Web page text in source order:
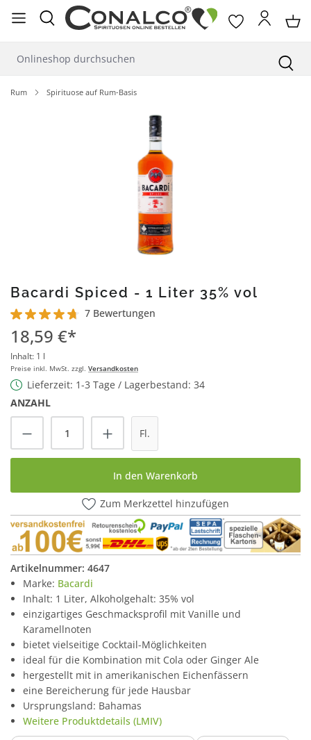
springen
Rum Spirituose auf Rum-Basis
Bacardi Spiced - 1 Liter 35% vol
Durchschnittliche Bewertung von 4.7 von 5 Sternen
7 Bewertungen
18,59 €*
Inhalt: 1 l
Preise inkl. MwSt. zzgl. Versandkosten
Lieferzeit: 1-3 Tage / Lagerbestand: 34
ANZAHL
Produkt Anzahl: Gib den gewünschten
Fl.
In den Warenkorb
Zum Merkzettel hinzufügen
Artikelnummer: 4647
Marke: Bacardi
Inhalt: 1 Liter, Alkoholgehalt: 35% vol
einzigartiges Geschmacksprofil mit Vanille und
Karamellnoten
bietet vielseitige Cocktail-Möglichkeiten
ideal für die Kombination mit Cola oder Ginger Ale
hergestellt mit in amerikanischen Eichenfässern
eine Bereicherung für jede Hausbar
Ursprungsland: Bahamas
Weitere Produktdetails (LMIV)